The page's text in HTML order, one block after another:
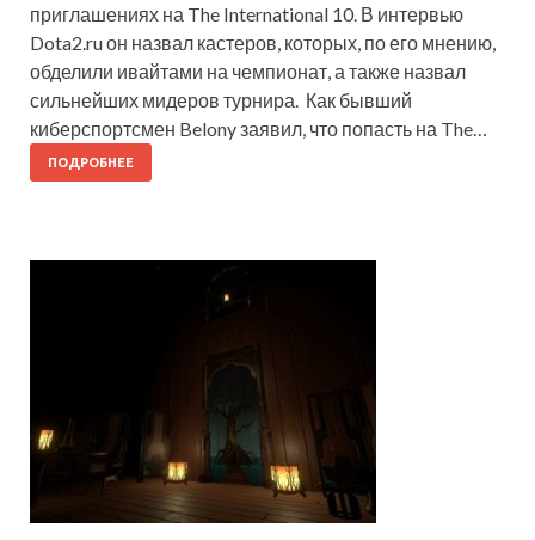
приглашениях на The International 10. В интервью
Dota2.ru он назвал кастеров, которых, по его мнению,
обделили ивайтами на чемпионат, а также назвал
сильнейших мидеров турнира. Как бывший
киберспортсмен Belony заявил, что попасть на The…
ПОДРОБНЕЕ